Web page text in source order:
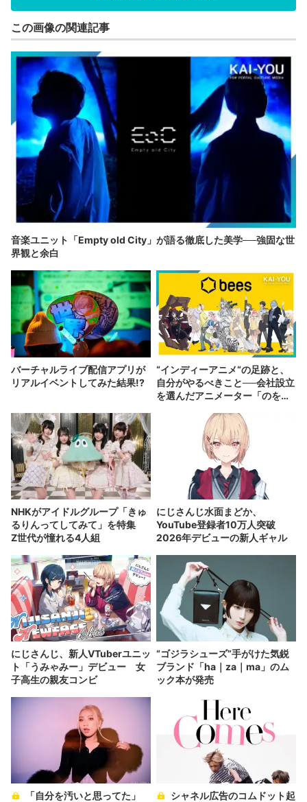
この画像の関連記事
音楽ユニット「Empty old City」が語る徹底した美学──強固な世
界観と余白
バーチャルライブ配信アプリが
リアルイベントしてみた結果!?
“インディーアニメ“の足跡と、
自分がやるべきこと──会社設立
を選んだアニメーター「のを
NHKがアイドルグループ「きゅ
るりんってしてみて」を特集
Z世代が憧れる4人組
にじさんじ水面まどか、
YouTube登録者10万人突破
2026年デビューの新人ギャル
にじさんじ、新人VTuberユニッ
ト「うみゃみー」デビュー 女
子高生の親友コンビ
“ゴジラシューズ”手がけた気鋭
ブランド「ha｜za｜ma」のム
ック本が発売